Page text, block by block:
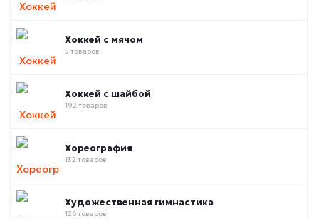
Хоккей с мячом
5 товаров
Хоккей с шайбой
192 товаров
Хореография
132 товаров
Художественная гимнастика
126 товаров